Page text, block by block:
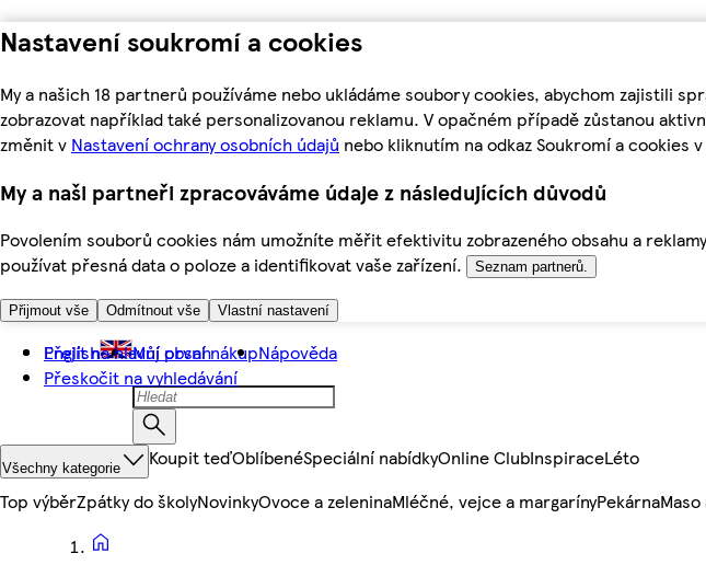
Nastavení soukromí a cookies
My a našich 18 partnerů používáme nebo ukládáme soubory cookies, abychom zajistili
zobrazovat například také personalizovanou reklamu. V opačném případě zůstanou
změnit v Nastavení ochrany osobních údajů nebo kliknutím na odkaz Soukromí a cookies
My a naši partneři zpracováváme údaje z následujících důvodů
Povolením souborů cookies nám umožníte měřit efektivitu zobrazeného obsahu a
používat přesná data o poloze a identifikovat vaše zařízení.
Seznam partnerů.
Přijmout vše Odmítnout vše Vlastní nastavení
Přejít na hlavní obsah
Přeskočit na vyhledávání
English Můj první nákupNápověda
Všechny kategorie Koupit teďOblíbenéSpeciální nabídkyOnline ClubInspiraceLéto
Top výběrZpátky do školyNovinkyOvoce a zeleninaMléčné, vejce a margarínyPekárna